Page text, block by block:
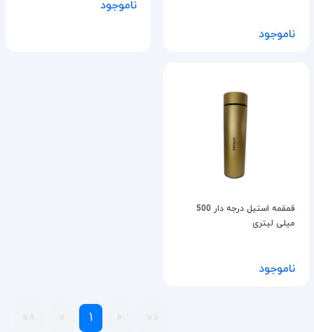
ناموجود
ناموجود
قمقمه استیل درجه دار 500
میلی لیتری
ناموجود
1